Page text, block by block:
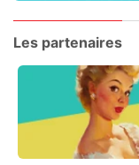
Les partenaires